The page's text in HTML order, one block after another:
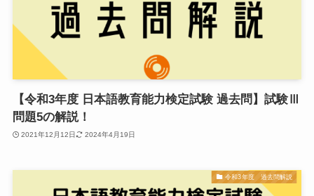
【令和3年度 日本語教育能力検定試験 過去問】試験Ⅲ
問題5の解説！
2021年12月12日 2024年4月19日
令和3年度 過去問解説